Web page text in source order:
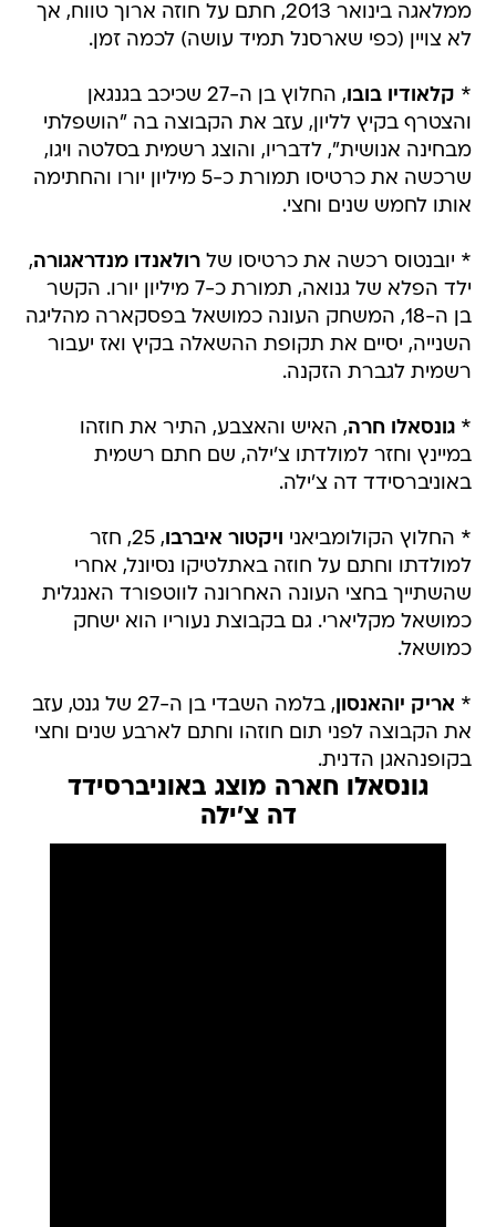
ממלאגה בינואר 2013, חתם על חוזה ארוך טווח, אך
לא צויין (כפי שארסנל תמיד עושה) לכמה זמן.
* קלאודיו בובו
, החלוץ בן ה-27 שכיכב בגנגאן
והצטרף בקיץ לליון, עזב את הקבוצה בה "הושפלתי
מבחינה אנושית", לדבריו, והוצג רשמית בסלטה ויגו,
שרכשה את כרטיסו תמורת כ-5 מיליון יורו והחתימה
אותו לחמש שנים וחצי.
* יובנטוס רכשה את כרטיסו שלרולאנדו מנדראגורה,
ילד הפלא של גנואה, תמורת כ-7 מיליון יורו. הקשר
בן ה-18, המשחק העונה כמושאל בפסקארה מהליגה
השנייה, יסיים את תקופת ההשאלה בקיץ ואז יעבור
רשמית לגברת הזקנה.
*גונסאלו חרה, האיש והאצבע, התיר את חוזהו
במיינץ וחזר למולדתו צ'ילה, שם חתם רשמית
באוניברסידד דה צ'ילה.
* החלוץ הקולומביאני ויקטור איברבו
, 25, חזר
למולדתו וחתם על חוזה באתלטיקו נסיונל, אחרי
שהשתייך בחצי העונה האחרונה לווטפורד האנגלית
כמושאל מקליארי. גם בקבוצת נעוריו הוא ישחק
כמושאל.
* אריק יוהאנסון
, בלמה השבדי בן ה-27 של גנט, עזב
את הקבוצה לפני תום חוזהו וחתם לארבע שנים וחצי
בקופנהאגן הדנית.
גונסאלו חארה מוצג באוניברסידד
דה צ'ילה